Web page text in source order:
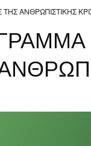
ΑΝΘΡΩΠΙΣΤΙΚΗΣ